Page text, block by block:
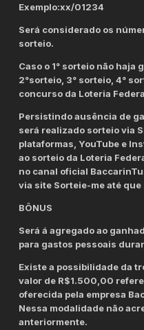
Exemplo:xx/01234
Será considerado os
sorteio.
Caso o 1° sorteio não haja
2°sorteio, 3° sorteio, 4°
concurso da Loteria
Persistindo ausência de
será realizado sorteio via
plataformas, YouTube e
ao sorteio da Loteria
no canal oficial
via site Sorteie-me até
BÔNUS
Será á agregado ao
para gastos pessoais
Existe a possibilidade da
valor de R$1.500,00
oferecida pela empresa
Nessa modalidade não
anteriormente.